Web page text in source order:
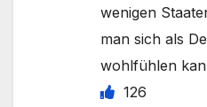
wenigen
man sich als
wohlfühlen
126